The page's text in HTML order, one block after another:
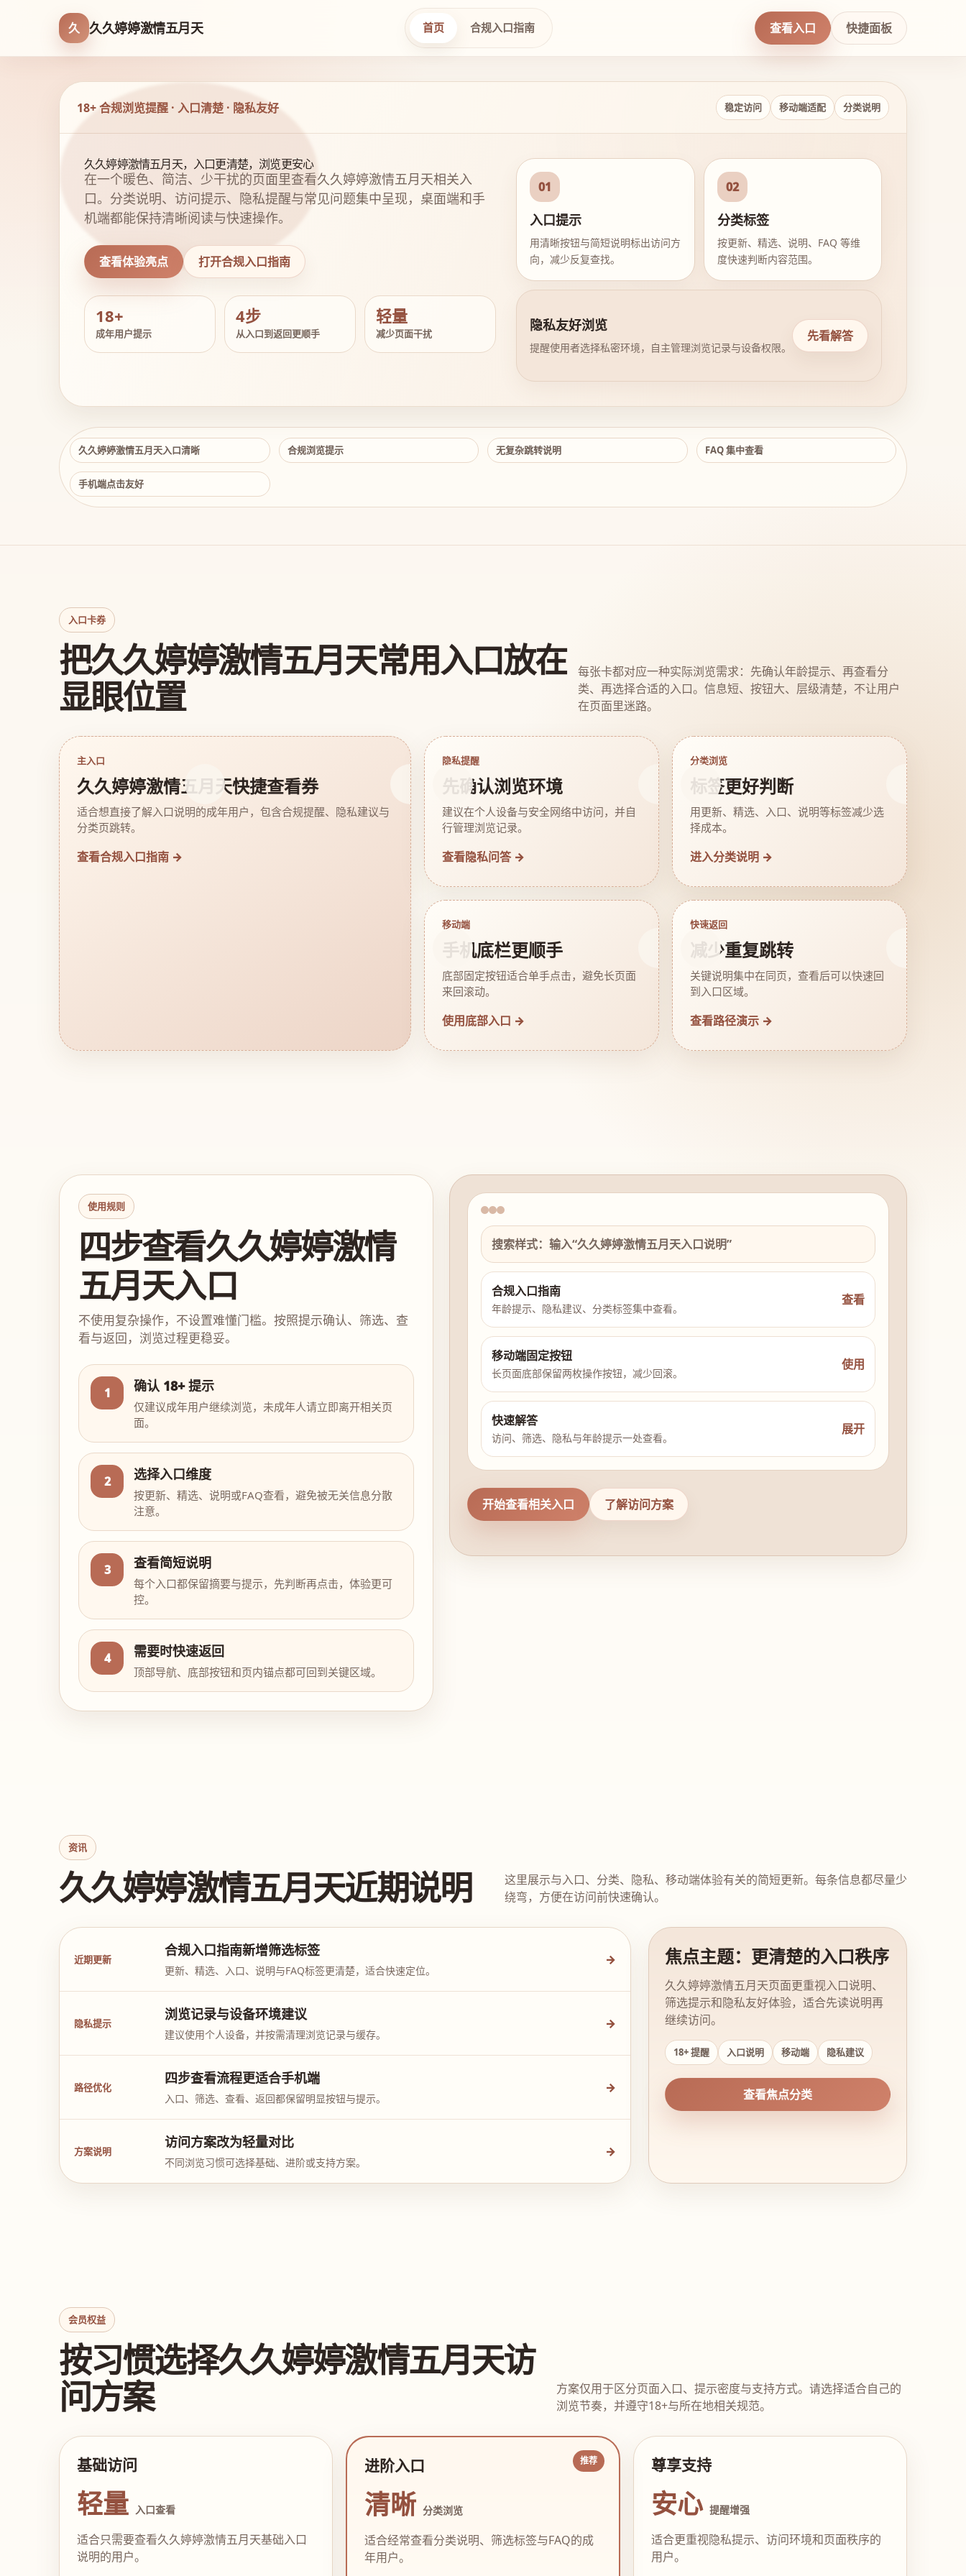
久 久久婷婷激情五月天 首页 合规入口指南 查看入口 快捷面板
18+ 合规浏览提醒 · 入口清楚 · 隐私友好 稳定访问 移动端适配 分类说明
久久婷婷激情五月天，入口更清楚，浏览更安心
在一个暖色、简洁、少干扰的页面里查看久久婷婷激情五月天相关入
口。分类说明、访问提示、隐私提醒与常见问题集中呈现，桌面端和手
机端都能保持清晰阅读与快速操作。
查看体验亮点 打开合规入口指南
18+
成年用户提示
4步
从入口到返回更顺手
轻量
减少页面干扰
01
入口提示
用清晰按钮与简短说明标出访问方
向，减少反复查找。
02
分类标签
按更新、精选、说明、FAQ 等维
度快速判断内容范围。
隐私友好浏览
提醒使用者选择私密环境，自主管理浏览记录与设备权限。
先看解答
久久婷婷激情五月天入口清晰 合规浏览提示 无复杂跳转说明 FAQ 集中查看
手机端点击友好
入口卡券
把久久婷婷激情五月天常用入口放在
显眼位置
每张卡都对应一种实际浏览需求：先确认年龄提示、再查看分
类、再选择合适的入口。信息短、按钮大、层级清楚，不让用户
在页面里迷路。
主入口
久久婷婷激情五月天快捷查看券
适合想直接了解入口说明的成年用户，包含合规提醒、隐私建议与
分类页跳转。
查看合规入口指南 →
隐私提醒
先确认浏览环境
建议在个人设备与安全网络中访问，并自
行管理浏览记录。
查看隐私问答 →
分类浏览
标签更好判断
用更新、精选、入口、说明等标签减少选
择成本。
进入分类说明 →
移动端
手机底栏更顺手
底部固定按钮适合单手点击，避免长页面
来回滚动。
使用底部入口 →
快速返回
减少重复跳转
关键说明集中在同页，查看后可以快速回
到入口区域。
查看路径演示 →
使用规则
四步查看久久婷婷激情
五月天入口
不使用复杂操作，不设置难懂门槛。按照提示确认、筛选、查
看与返回，浏览过程更稳妥。
1 确认 18+ 提示
仅建议成年用户继续浏览，未成年人请立即离开相关页
面。
2 选择入口维度
按更新、精选、说明或FAQ查看，避免被无关信息分散
注意。
3 查看简短说明
每个入口都保留摘要与提示，先判断再点击，体验更可
控。
4 需要时快速返回
顶部导航、底部按钮和页内锚点都可回到关键区域。
搜索样式：输入“久久婷婷激情五月天入口说明”
合规入口指南
年龄提示、隐私建议、分类标签集中查看。
查看
移动端固定按钮
长页面底部保留两枚操作按钮，减少回滚。
使用
快速解答
访问、筛选、隐私与年龄提示一处查看。
展开
开始查看相关入口 了解访问方案
资讯
久久婷婷激情五月天近期说明
这里展示与入口、分类、隐私、移动端体验有关的简短更新。每条信息都尽量少
绕弯，方便在访问前快速确认。
近期更新
合规入口指南新增筛选标签
更新、精选、入口、说明与FAQ标签更清楚，适合快速定位。
→
隐私提示
浏览记录与设备环境建议
建议使用个人设备，并按需清理浏览记录与缓存。
→
路径优化
四步查看流程更适合手机端
入口、筛选、查看、返回都保留明显按钮与提示。
→
方案说明
访问方案改为轻量对比
不同浏览习惯可选择基础、进阶或支持方案。
→
焦点主题：更清楚的入口秩序
久久婷婷激情五月天页面更重视入口说明、
筛选提示和隐私友好体验，适合先读说明再
继续访问。
18+ 提醒 入口说明 移动端 隐私建议
查看焦点分类
会员权益
按习惯选择久久婷婷激情五月天访
问方案
方案仅用于区分页面入口、提示密度与支持方式。请选择适合自己的
浏览节奏，并遵守18+与所在地相关规范。
基础访问
轻量 入口查看
适合只需要查看久久婷婷激情五月天基础入口
说明的用户。
进阶入口
清晰分类浏览
适合经常查看分类说明、筛选标签与FAQ的成
年用户。
尊享支持
安心 提醒增强
适合更重视隐私提示、访问环境和页面秩序的
用户。